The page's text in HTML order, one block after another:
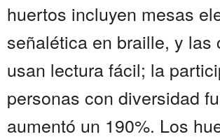
huertos incluyen mesas
señalética en braille, y las
usan lectura fácil; la
personas con diversidad
aumentó un 190%. Los